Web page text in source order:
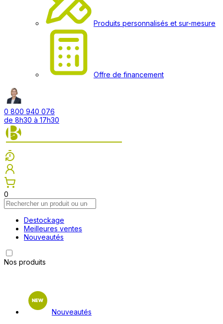
Produits personnalisés et sur-mesure
Offre de financement
0 800 940 076
de 8h30 à 17h30
0
Destockage
Meilleures ventes
Nouveautés
Nos produits
Nouveautés